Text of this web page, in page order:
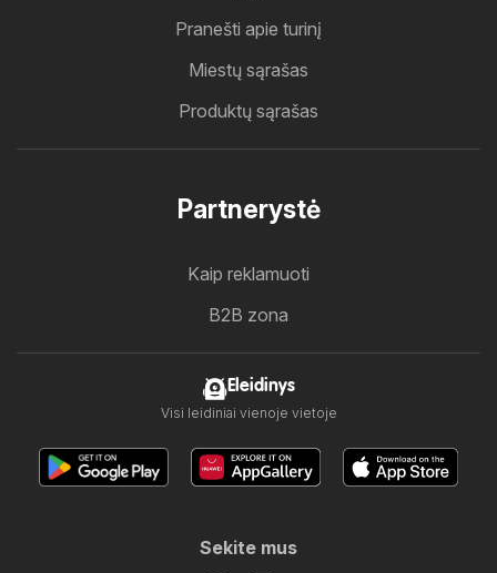
Pranešti apie turinį
Miestų sąrašas
Produktų sąrašas
Partnerystė
Kaip reklamuoti
B2B zona
Eleidinys
Visi leidiniai vienoje vietoje
Sekite mus